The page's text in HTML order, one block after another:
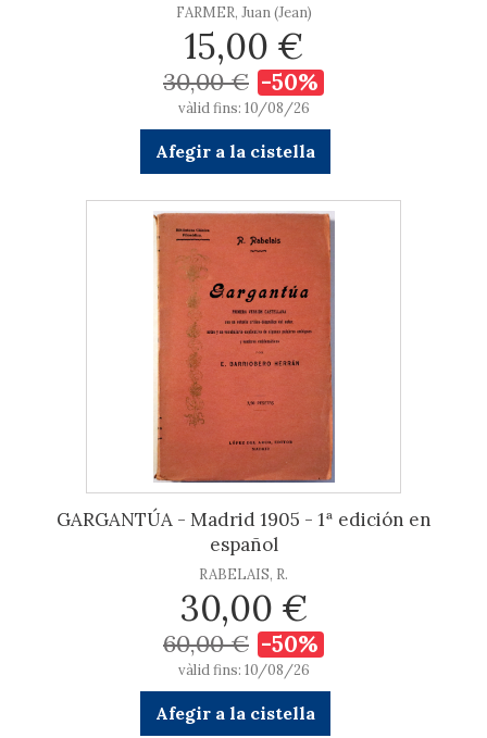
FARMER, Juan (Jean)
15,00 €
30,00 € -50%
vàlid fins: 10/08/26
Afegir a la cistella
GARGANTÚA - Madrid 1905 - 1ª edición en
español
RABELAIS, R.
30,00 €
60,00 € -50%
vàlid fins: 10/08/26
Afegir a la cistella